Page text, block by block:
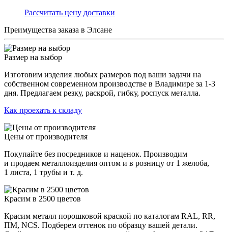
Раcсчитать цену доставки
Преимущества заказа в Элсане
Размер на выбор
Изготовим изделия любых размеров под ваши задачи на
собственном современном производстве в Владимире за 1-3
дня. Предлагаем резку, раскрой, гибку, роспуск металла.
Как проехать к складу
Цены от производителя
Покупайте без посредников и наценок. Производим
и продаем металлоизделия оптом и в розницу от 1 желоба,
1 листа, 1 трубы и т. д.
Красим в 2500 цветов
Красим металл порошковой краской по каталогам RAL, RR,
ПМ, NCS. Подберем оттенок по образцу вашей детали.